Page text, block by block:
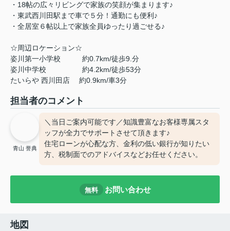
・18帖の広々リビングで家族の笑顔が集まります♪
・東武西川田駅まで車で５分！通勤にも便利♪
・全居室６帖以上で家族全員ゆったり過ごせる♪
☆周辺ロケーション☆
姿川第一小学校 約0.7km/徒歩9.分
姿川中学校 約4.2km/徒歩53分
たいらや 西川田店 約0.9km/車3分
担当者のコメント
青山 誉典
＼当日ご案内可能です／知識豊富なお客様専属スタ
ッフが全力でサポートさせて頂きます♪
住宅ローンが心配な方、金利の低い銀行が知りたい
方、税制面でのアドバイスなどお任せください。
無料 お問い合わせ
地図